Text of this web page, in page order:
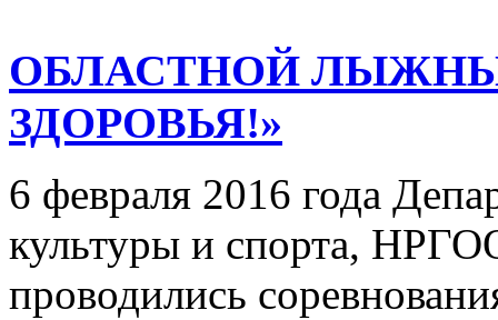
ОБЛАСТНОЙ
ЗДОРОВЬЯ!»
6 февраля 2016 года
культуры и спорта,
проводились